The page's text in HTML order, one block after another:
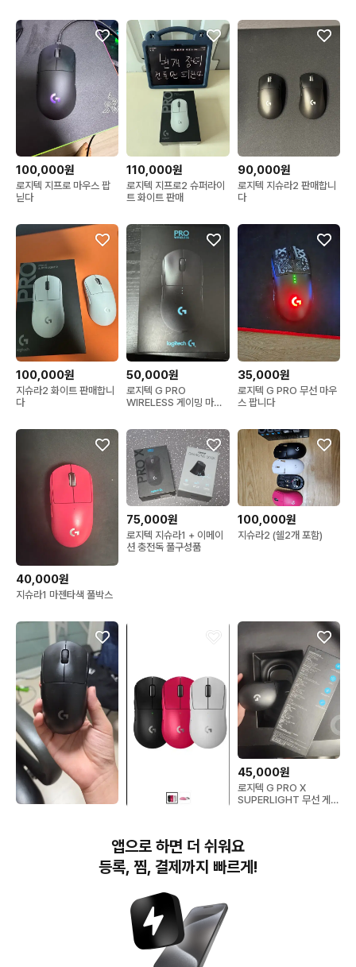
100,000원
로지텍 지프로 마우스 팝
닏다
110,000원
로지텍 지프로2 슈퍼라이
트 화이트 판매
90,000원
로지텍 지슈라2 판매합니
다
100,000원
지슈라2 화이트 판매합니
다
50,000원
로지텍 G PRO
WIRELESS 게이밍 마우
35,000원
로지텍 G PRO 무선 마우
스 팝니다
40,000원
지슈라1 마젠타색 풀박스
75,000원
로지텍 지슈라1 + 이메이
션 충전독 풀구성품
100,000원
지슈라2 (쉘2개 포함)
로지텍 지슈라2 핑크색 게
이밍 마우스 팔아요!
45,000원
로지텍 G PRO X
SUPERLIGHT 무선 게이
번개장터(주) 사업자정보, 이용약관 및 기타 법적고지
번개장터㈜는 통신판매중개자이며, 통신판매의 당사자가 아닙니다. 전자상거래 등에서의
앱으로 하면 더 쉬워요
등록, 찜, 결제까지 빠르게!